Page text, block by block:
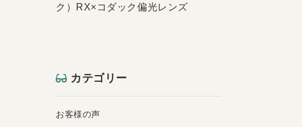
ク）RX×コダック偏光レンズ
カテゴリー
お客様の声